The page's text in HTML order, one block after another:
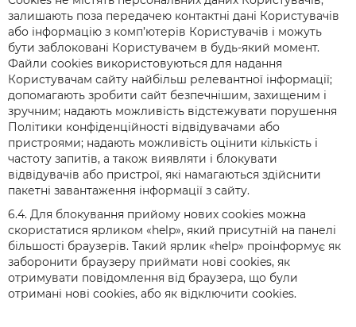
залишають поза передачею контактні дані Користувачів
або інформацію з комп’ютерів Користувачів і можуть
бути заблоковані Користувачем в будь-який момент.
Файли cookies використовуються для надання
Користувачам сайту найбільш релевантної інформації;
допомагають зробити сайт безпечнішим, захищеним і
зручним; надають можливість відстежувати порушення
Політики конфіденційності відвідувачами або
пристроями; надають можливість оцінити кількість і
частоту запитів, а також виявляти і блокувати
відвідувачів або пристрої, які намагаються здійснити
пакетні завантаження інформації з сайту.
6.4. Для блокування прийому нових cookies можна
скористатися ярликом «help», який присутній на панелі
більшості браузерів. Такий ярлик «help» проінформує як
заборонити браузеру приймати нові cookies, як
отримувати повідомлення від браузера, що були
отримані нові cookies, або як відключити cookies.